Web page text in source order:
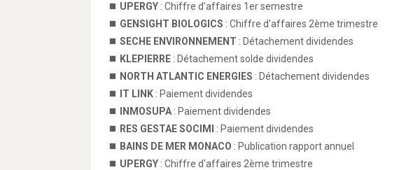
UPERGY : Chiffre d'affaires 1er semestre
GENSIGHT BIOLOGICS : Chiffre d'affaires 2ème trimestre
SECHE ENVIRONNEMENT : Détachement dividendes
KLEPIERRE : Détachement solde dividendes
NORTH ATLANTIC ENERGIES : Détachement dividendes
IT LINK : Paiement dividendes
INMOSUPA : Paiement dividendes
RES GESTAE SOCIMI
: Paiement dividendes
BAINS DE MER MONACO : Publication rapport annuel
UPERGY : Chiffre d'affaires 2ème trimestre